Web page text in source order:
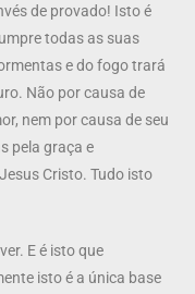
de provado! Isto é
todas as suas
e do fogo trará
Não por causa de
nem por causa de seu
pela graça e
Cristo. Tudo isto
E é isto que
isto é a única base